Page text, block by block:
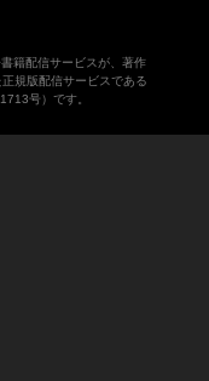
籍配信サービスが、著作
規版配信サービスである
号）です。